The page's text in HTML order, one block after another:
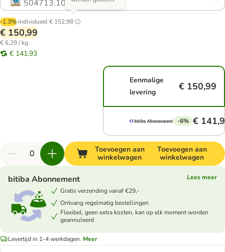
504713.10
-1.3% individueel€ 152,98
€ 150,99
€ 6,29 / kg
€ 141,93
Eenmalige
levering
€ 150,99
-6% €
Toevoegen aan
winkelwagen
Toevoegen aan
winkelwagen
bitiba Abonnement
Lees meer
Gratis verzending vanaf €29,-
Ontvang regelmatig bestellingen
Flexibel, geen extra kosten, kan op elk moment worden
geannuleerd
Levertijd in 1-4 werkdagen. Meer